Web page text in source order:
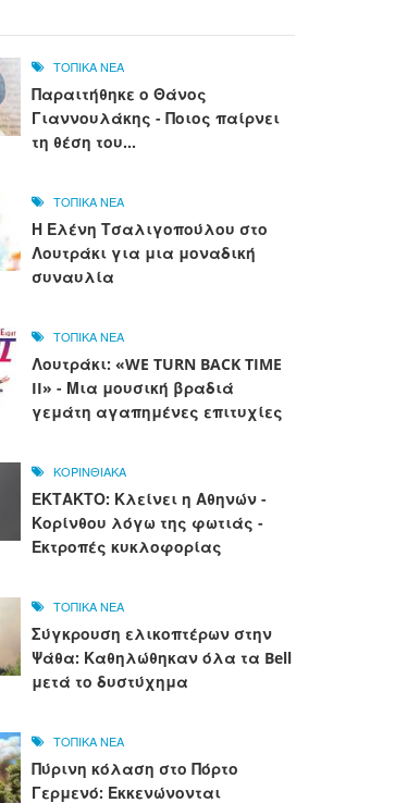
ΤΟΠΙΚΑ ΝΕΑ
Παραιτήθηκε ο Θάνος
Γιαννουλάκης - Ποιος παίρνει
τη θέση του...
ΤΟΠΙΚΑ ΝΕΑ
Η Ελένη Τσαλιγοπούλου στο
Λουτράκι για μια μοναδική
συναυλία
ΤΟΠΙΚΑ ΝΕΑ
Λουτράκι: «WE TURN BACK TIME
II» - Μια μουσική βραδιά
γεμάτη αγαπημένες επιτυχίες
ΚΟΡΙΝΘΙΑΚΑ
ΕΚΤΑΚΤΟ: Κλείνει η Αθηνών -
Κορίνθου λόγω της φωτιάς -
Εκτροπές κυκλοφορίας
ΤΟΠΙΚΑ ΝΕΑ
Σύγκρουση ελικοπτέρων στην
Ψάθα: Καθηλώθηκαν όλα τα Bell
μετά το δυστύχημα
ΤΟΠΙΚΑ ΝΕΑ
Πύρινη κόλαση στο Πόρτο
Γερμενό: Εκκενώνονται